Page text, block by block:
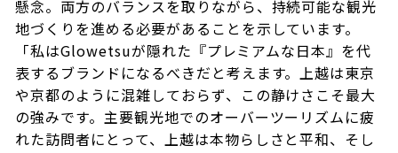
懸念。両方のバランスを取りながら、持続可能な観光
地づくりを進める必要があることを示しています。
「私はGlowetsuが隠れた『プレミアムな日本』を代
表するブランドになるべきだと考えます。上越は東京
や京都のように混雑しておらず、この静けさこそ最大
の強みです。主要観光地でのオーバーツーリズムに疲
れた訪問者にとって、上越は本物らしさと平和、そし